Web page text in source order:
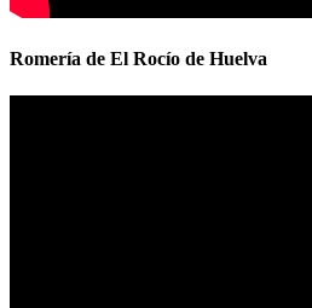
Romería de El Rocío de Huelva